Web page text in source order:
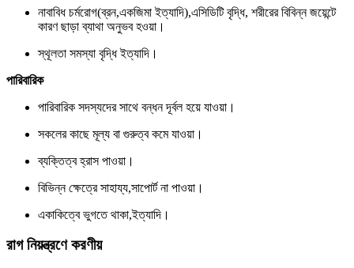
নাবাবিধ চর্মরোগ(ব্রন,একজিমা ইত্যাদি),এসিডিটি বৃদ্ধি, শরীরের বিবিন্ন জয়েন্টে
কারণ ছাড়া ব্যাথা অনুভব হওয়া।
স্থূলতা সমস্যা বৃদ্ধি ইত্যাদি।
পারিবারিক
পারিবারিক সদস্যদের সাথে বন্ধন দূর্বল হয়ে যাওয়া।
সকলের কাছে মূল্য বা গুরুত্ব কমে যাওয়া।
ব্যক্তিত্ব হ্রাস পাওয়া।
বিভিন্ন ক্ষেত্রে সাহায্য,সাপোর্ট না পাওয়া।
একাকিত্বে ভুগতে থাকা,ইত্যাদি।
রাগ নিয়ন্ত্রণে করণীয়